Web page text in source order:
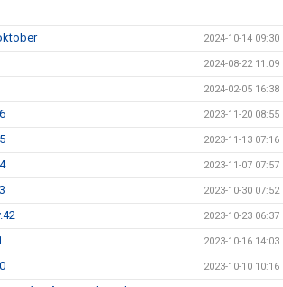
2024-10-14 09:30
2024-08-22 11:09
2024-02-05 16:38
2023-11-20 08:55
2023-11-13 07:16
2023-11-07 07:57
2023-10-30 07:52
2023-10-23 06:37
2023-10-16 14:03
2023-10-10 10:16